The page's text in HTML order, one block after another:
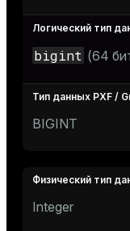
bigint (64
BIGINT
Integer